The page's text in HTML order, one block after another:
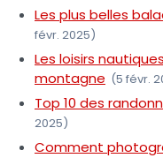
Les plus belles
févr. 2025)
Les loisirs
montagne (5 févr.
Top 10 des
2025)
Comment